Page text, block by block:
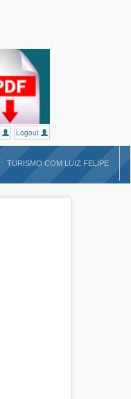
Logout
TURISMO COM LUIZ FELIPE